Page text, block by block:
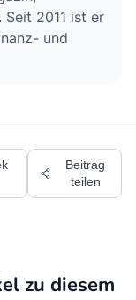
Seit 2011 ist er
und
Beitrag
teilen
zu diesem